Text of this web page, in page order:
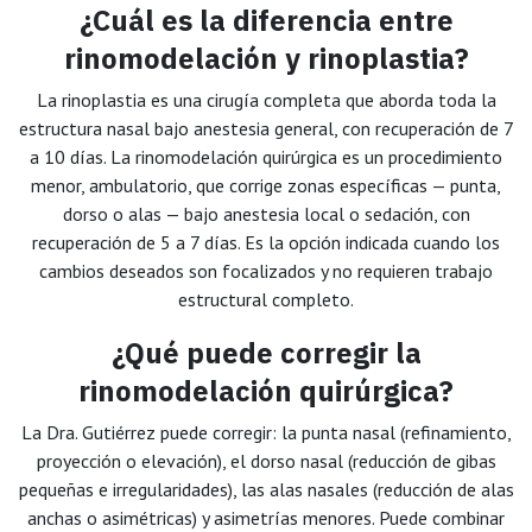
¿Cuál es la diferencia entre
rinomodelación y rinoplastia?
La rinoplastia es una cirugía completa que aborda toda la
estructura nasal bajo anestesia general, con recuperación de 7
a 10 días. La rinomodelación quirúrgica es un procedimiento
menor, ambulatorio, que corrige zonas específicas — punta,
dorso o alas — bajo anestesia local o sedación, con
recuperación de 5 a 7 días. Es la opción indicada cuando los
cambios deseados son focalizados y no requieren trabajo
estructural completo.
¿Qué puede corregir la
rinomodelación quirúrgica?
La Dra. Gutiérrez puede corregir: la punta nasal (refinamiento,
proyección o elevación), el dorso nasal (reducción de gibas
pequeñas e irregularidades), las alas nasales (reducción de alas
anchas o asimétricas) y asimetrías menores. Puede combinar